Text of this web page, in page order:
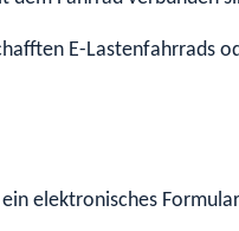
E-Lastenfahrrads
elektronisches